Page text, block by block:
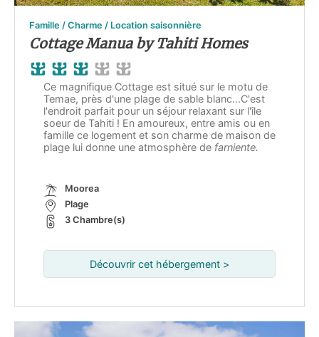
Famille / Charme / Location saisonnière
Cottage Manua by Tahiti Homes
Ce magnifique Cottage est situé sur le motu de
Temae, près d'une plage de sable blanc...C'est
l'endroit parfait pour un séjour relaxant sur l'île
soeur de Tahiti ! En amoureux, entre amis ou en
famille ce logement et son charme de maison de
plage lui donne une atmosphère de farniente.
Moorea
Plage
3 Chambre(s)
Découvrir cet hébergement >